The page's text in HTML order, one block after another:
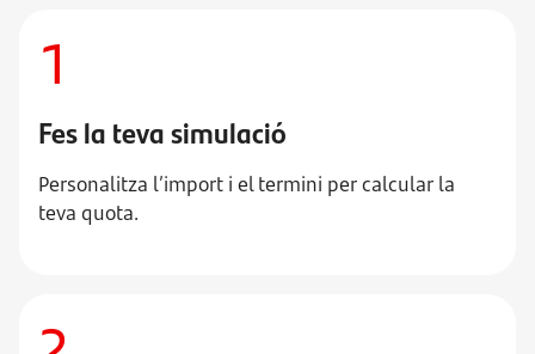
1
Fes la teva simulació
Personalitza l’import i el termini per calcular la
teva quota.